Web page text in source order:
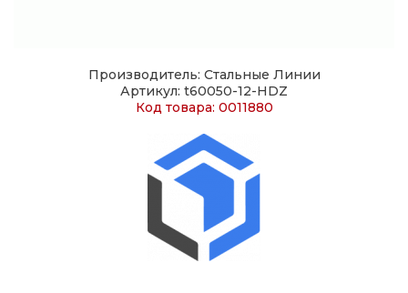
Производитель: Стальные Линии
Артикул: t60050-12-HDZ
Код товара: 0011880